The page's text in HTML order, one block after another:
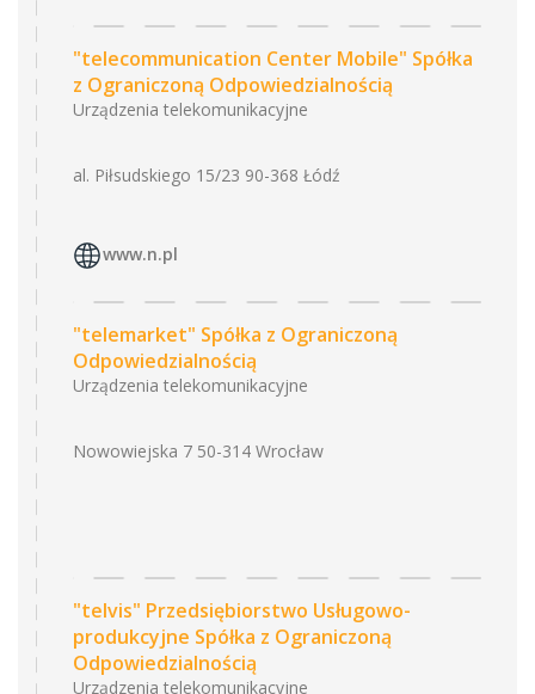
"telecommunication Center Mobile" Spółka
z Ograniczoną Odpowiedzialnością
Urządzenia telekomunikacyjne
al. Piłsudskiego 15/23 90-368 Łódź
www.n.pl
"telemarket" Spółka z Ograniczoną
Odpowiedzialnością
Urządzenia telekomunikacyjne
Nowowiejska 7 50-314 Wrocław
"telvis" Przedsiębiorstwo Usługowo-
produkcyjne Spółka z Ograniczoną
Odpowiedzialnością
Urządzenia telekomunikacyjne